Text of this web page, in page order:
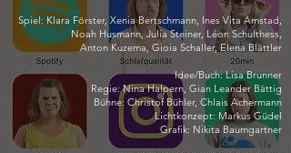
Spiel:Klara Förster, Xenia Bertschmann, Ines Vita Amstad,
Noah Husmann, Julia Steiner, Léon Schulthess,
Anton Kuzema, Gioia Schaller, Elena Blättler
Idee/Buch: Lisa Brunner
Regie: Nina Halpern, Gian Leander Bättig
Bühne: Christof Bühler, Chlais Achermann
Lichtkonzept: Markus Güdel
Grafik: Nikita Baumgartner